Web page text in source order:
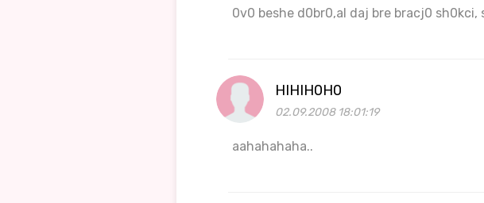
0v0 beshe d0br0,al daj bre bracj0
HIHIH0H0
02.09.2008 18:01:19
aahahahaha..